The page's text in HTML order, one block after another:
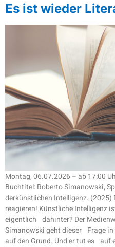
Es ist wieder
Montag, 06.07.2026 – ab 17:00
Buchtitel: Roberto Simanowski,
derkünstlichen Intelligenz. (2025)
reagieren! Künstliche Intelligenz
eigentlich dahinter? Der
Simanowski geht dieser Frage in
auf den Grund. Und er tut es auf